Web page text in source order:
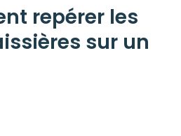
repérer les
sur un